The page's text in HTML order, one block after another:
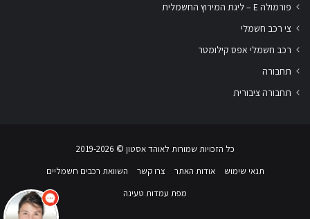
פורמולה E – ליגת המירוץ החשמלית
צי רכב חשמלי
רכב חשמלי אפס קילומטר
תחבורה
תחבורה ציבורית
כל הזכויות שמורות לאוהד אסטון ‏© 2019-2026
תנאי שימוש
אודות האתר צרו קשר
השוואת רכבים חשמליים
מפת עמדות טעינה
צריך עזרה? התחל